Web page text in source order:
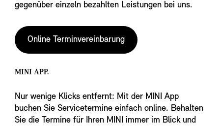
gegenüber einzeln bezahlten Leistungen bei uns.
Online Terminvereinbarung
MINI APP.
Nur wenige Klicks entfernt: Mit der MINI App
buchen Sie Servicetermine einfach online. Behalten
Sie die Termine für Ihren MINI immer im Blick und